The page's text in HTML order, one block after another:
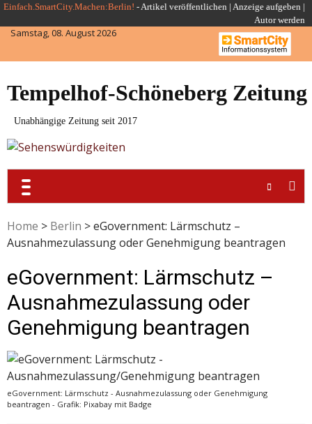
Skip
to
content
Einfach.SmartCity.Machen:Berlin! -Artikel veröffentlichen | Anzeige aufgeben |
Autor werden
Samstag, 08. August 2026
Tempelhof-Schöneberg Zeitung
Unabhängige Zeitung seit 2017
Home > Berlin >eGovernment: Lärmschutz –
Ausnahmezulassung oder Genehmigung beantragen
eGovernment: Lärmschutz –
Ausnahmezulassung oder
Genehmigung beantragen
eGovernment: Lärmschutz - Ausnahmezulassung oder Genehmigung
beantragen - Grafik: Pixabay mit Badge